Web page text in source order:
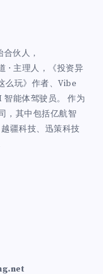
伙人，
· 主理人，《投资异
么玩》作者、Vibe
能体驾驶员。 作为
，其中包括亿航智
疆科技、迅策科技